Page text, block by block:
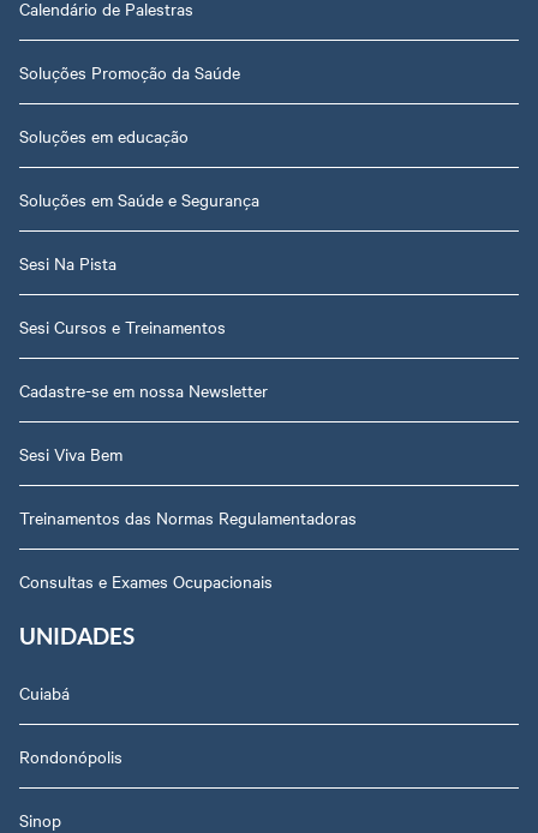
Calendário de Palestras
Soluções Promoção da Saúde
Soluções em educação
Soluções em Saúde e Segurança
Sesi Na Pista
Sesi Cursos e Treinamentos
Cadastre-se em nossa Newsletter
Sesi Viva Bem
Treinamentos das Normas Regulamentadoras
Consultas e Exames Ocupacionais
UNIDADES
Cuiabá
Rondonópolis
Sinop